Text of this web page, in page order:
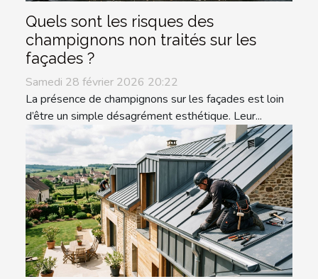
Quels sont les risques des
champignons non traités sur les
façades ?
Samedi 28 février 2026 20:22
La présence de champignons sur les façades est loin
d’être un simple désagrément esthétique. Leur...